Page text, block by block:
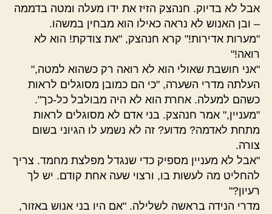
אבל לא בדיוק. חנהצק הזיז את ידו מעלה ומטה בדממה
– ובן האנוש לא נראה כאילו הוא מבחין במשהו.
"מערות אדירות!" קרא חנהצק, "את צודקת! הוא לא
רואה!"
"אני חושבת שאולי הוא לא רואה רק כשהוא למטה,"
העלתה מדרי השערה, "כי הם כמובן מסוגלים לראות
כשהם למעלה. אחרת הוא לא היה מבולבל כל-כך".
"מעניין," אמר חנהצק. בני אדם לא מסוגלים לראות
מתחת לאדמה? מדוע? זה לא נשמע לו הגיוני בשום
צורה.
"אבל לא מעניין מספיק כדי שנגדל מפלצת מחמד. צריך
להחליט מה לעשות בו, ורצוי שעה אחת קודם. יש לך
רעיון?"
מדרי הנידה בראשה לשלילה. "אם היו בני אנוש באזור,